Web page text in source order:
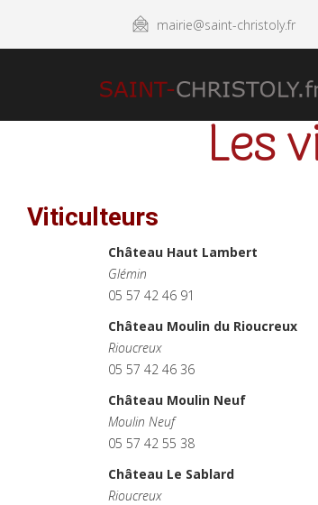
mairie@saint-christoly.fr
Les
Viticulteurs
Château Haut Lambert
Glémin
05 57 42 46 91
Château Moulin du Rioucreux
Rioucreux
05 57 42 46 36
Château Moulin Neuf
Moulin Neuf
05 57 42 55 38
Château Le Sablard
Rioucreux